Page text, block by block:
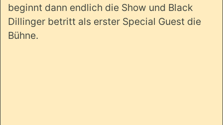
beginnt dann endlich die Show und Black
Dillinger betritt als erster Special Guest die
Bühne.